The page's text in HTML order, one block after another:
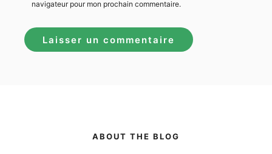
navigateur pour mon prochain commentaire.
ABOUT THE BLOG